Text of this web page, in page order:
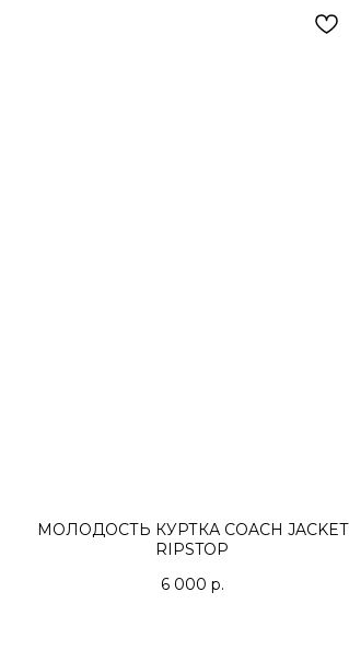
МОЛОДОСТЬ КУРТКА COACH JACKET
RIPSTOP
6 000 р.